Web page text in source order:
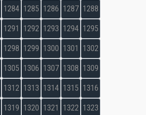
1284 1285 1286 1287 1288
1291 1292 1293 1294 1295
1298 1299 1300 1301 1302
1305 1306 1307 1308 1309
1312 1313 1314 1315 1316
1319 1320 1321 1322 1323